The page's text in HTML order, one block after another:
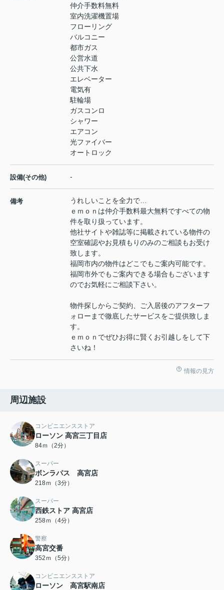
仲介手数料無料
室内洗濯機置場
フローリング
バルコニー
都市ガス
公営水道
公共下水
エレベーター
電気有
駐輪場
ガスコンロ
シャワー
エアコン
光ファイバー
オートロック
設備(その他) -
備考
うれしいことを全力で…
ｅｍｏｎは仲介手数料最大無料ですべての物
件を取り扱っています。
他社サイトや雑誌等に掲載されている物件の
空室確認やお見積もりのみのご相談もお受け
致します。
福岡市内の物件はどこでもご案内可能です。
福岡市外でもご案内できる場合もございます
のでお気軽にご相談下さい。
物件探しからご契約、ご入居後のアフターフ
ォローまで徹底したサービスをご提供致しま
す。
ｅｍｏｎでぜひお得に賢くお引越しをして下
さいね！
情報の見方
周辺施設
コンビニエンスストア
ローソン 高宮三丁目店
84ｍ（2分）
スーパー
ボンラパス 高宮店
218ｍ（3分）
スーパー
西鉄ストア 高宮店
258ｍ（4分）
警察
高宮交番
352ｍ（5分）
コンビニエンスストア
ローソン 高宮駅南店